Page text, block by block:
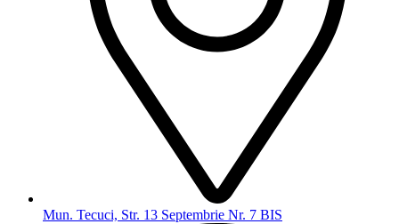
Mun. Tecuci, Str. 13 Septembrie Nr. 7 BIS